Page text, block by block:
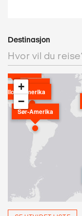
Destinasjon
Karibien
Mellom-Amerika
Sør-Amerika
+
−